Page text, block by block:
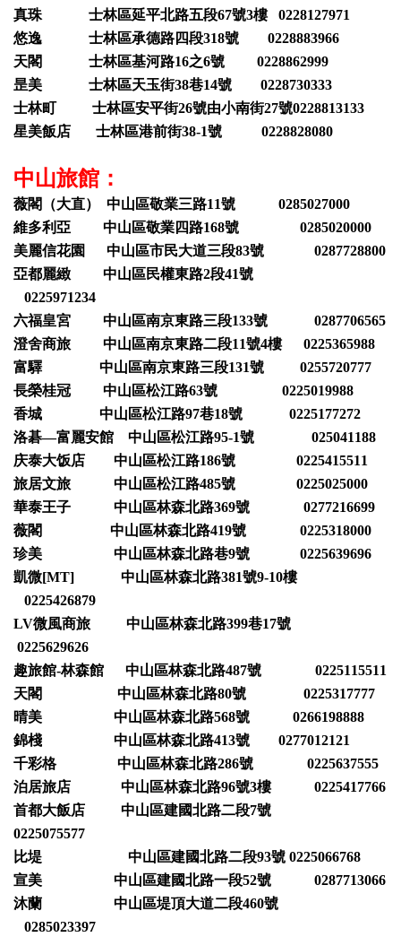
真珠 士林區延平北路五段67號3樓 0228127971
悠逸 士林區承德路四段318號 0228883966
天閣 士林區基河路16之6號 0228862999
昰美 士林區天玉街38巷14號 0228730333
士林町 士林區安平街26號由小南街27號0228813133
星美飯店 士林區港前街38-1號 0228828080
中山旅館：
薇閣（大直） 中山區敬業三路11號 0285027000
維多利亞 中山區敬業四路168號 0285020000
美麗信花園 中山區市民大道三段83號 0287728800
亞都麗緻 中山區民權東路2段41號
0225971234
六福皇宮 中山區南京東路三段133號 0287706565
澄舍商旅 中山區南京東路二段11號4樓 0225365988
富驛 中山區南京東路三段131號 0255720777
長榮桂冠 中山區松江路63號 0225019988
香城 中山區松江路97巷18號 0225177272
洛碁—富麗安館 中山區松江路95-1號 025041188
庆泰大饭店 中山區松江路186號 0225415511
旅居文旅 中山區松江路485號 0225025000
華泰王子 中山區林森北路369號 0277216699
薇閣 中山區林森北路419號 0225318000
珍美 中山區林森北路巷9號 0225639696
凱微[MT] 中山區林森北路381號9-10樓
0225426879
LV微風商旅 中山區林森北路399巷17號
0225629626
趣旅館-林森館 中山區林森北路487號 0225115511
天閣 中山區林森北路80號 0225317777
晴美 中山區林森北路568號 0266198888
錦棧 中山區林森北路413號 0277012121
千彩格 中山區林森北路286號 0225637555
泊居旅店 中山區林森北路96號3樓 0225417766
首都大飯店 中山區建國北路二段7號
0225075577
比堤 中山區建國北路二段93號 0225066768
宣美 中山區建國北路一段52號 0287713066
沐蘭 中山區堤頂大道二段460號
0285023397